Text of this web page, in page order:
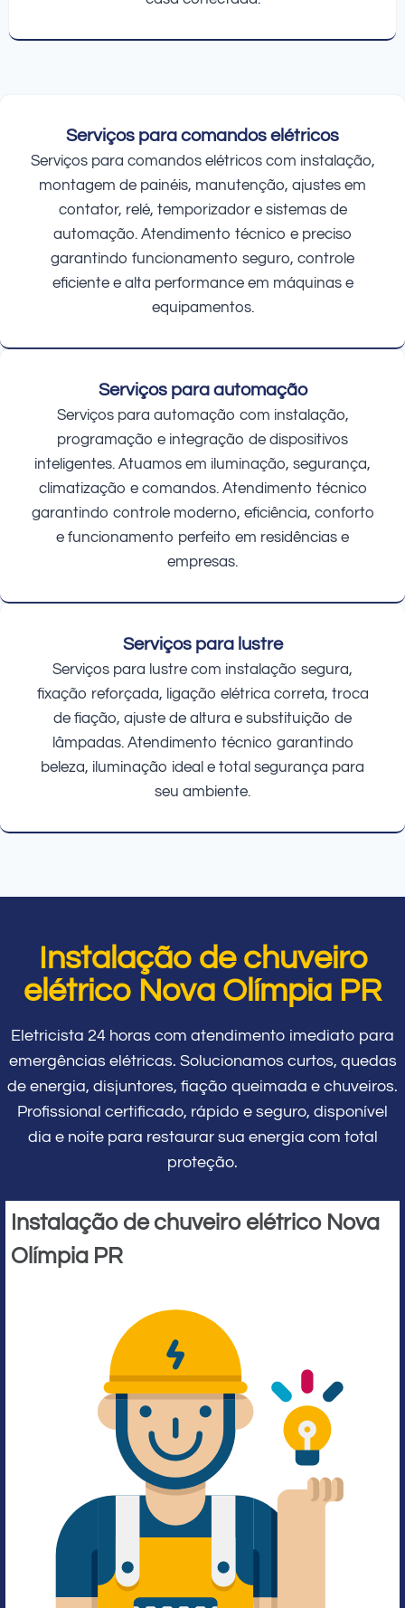
Serviços para comandos elétricos
Serviços para comandos elétricos com instalação,
montagem de painéis, manutenção, ajustes em
contator, relé, temporizador e sistemas de
automação. Atendimento técnico e preciso
garantindo funcionamento seguro, controle
eficiente e alta performance em máquinas e
equipamentos.
Serviços para automação
Serviços para automação com instalação,
programação e integração de dispositivos
inteligentes. Atuamos em iluminação, segurança,
climatização e comandos. Atendimento técnico
garantindo controle moderno, eficiência, conforto
e funcionamento perfeito em residências e
empresas.
Serviços para lustre
Serviços para lustre com instalação segura,
fixação reforçada, ligação elétrica correta, troca
de fiação, ajuste de altura e substituição de
lâmpadas. Atendimento técnico garantindo
beleza, iluminação ideal e total segurança para
seu ambiente.
Instalação de chuveiro
elétrico Nova Olímpia PR
Eletricista 24 horas com atendimento imediato para
emergências elétricas. Solucionamos curtos, quedas
de energia, disjuntores, fiação queimada e chuveiros.
Profissional certificado, rápido e seguro, disponível
dia e noite para restaurar sua energia com total
proteção.
Instalação de chuveiro elétrico Nova
Olímpia PR